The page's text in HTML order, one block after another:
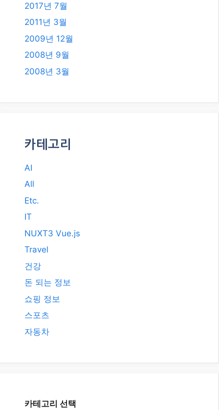
2017년 7월
2011년 3월
2009년 12월
2008년 9월
2008년 3월
카테고리
AI
All
Etc.
IT
NUXT3 Vue.js
Travel
건강
돈 되는 정보
쇼핑 정보
스포츠
자동차
카테고리 선택